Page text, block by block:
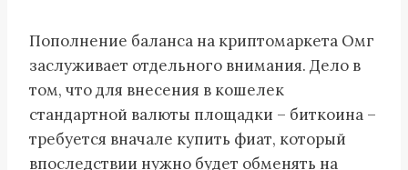
Пополнение баланса на криптомаркета Омг
заслуживает отдельного внимания. Дело в
том, что для внесения в кошелек
стандартной валюты площадки – биткоина –
требуется вначале купить фиат, который
впоследствии нужно будет обменять на